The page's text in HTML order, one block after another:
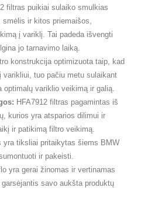
filtras puikiai sulaiko smulkias
ir kitos priemaišos,
į variklį. Tai padeda išvengti
jo tarnavimo laiką.
konstrukcija optimizuota taip, kad
varikliui, tuo pačiu metu sulaikant
optimalų variklio veikimą ir galią.
HFA7912 filtras pagamintas iš
kurios yra atsparios dilimui ir
ir patikimą filtro veikimą.
yra tiksliai pritaikytas šiems BMW
ir pakeisti.
yra gerai žinomas ir vertinamas
savo aukšta produktų